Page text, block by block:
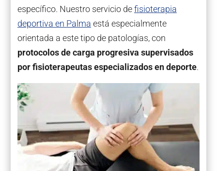
específico. Nuestro servicio defisioterapia
deportiva en Palma está especialmente
orientada a este tipo de patologías, con
protocolos de carga progresiva supervisados
por fisioterapeutas especializados en deporte.